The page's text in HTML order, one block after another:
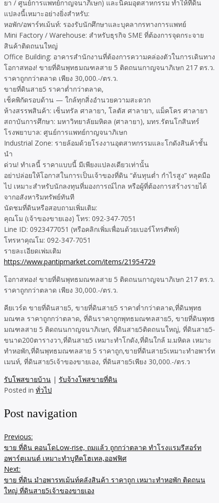
ยา / ศูนย์การแพทย์กาญจนาภิเษก) และนิคมอุตสาหกรรม ทำให้ที่ดิน
แปลงนี้เหมาะอย่างยิ่งสำหรับ:
หอพัก/อพาร์ทเม้นท์: รองรับนักศึกษาและบุคลากรทางการแพทย์
Mini Factory / Warehouse: สำหรับธุรกิจ SME ที่ต้องการจุดกระจาย
สินค้าติดถนนใหญ่
Office Building: อาคารสำนักงานที่ต้องการความคล่องตัวในการเดินทาง
โอกาสทอง! ขายที่ดินพุทธมณฑลสาย 5 ติดถนนกาญจนาภิเษก 217 ตร.ว.
ราคาถูกกว่าตลาด เพียง 30,000.-/ตร.ว.
ขายที่ดินสาย5 ราคาต่ำกว่าตลาด,
เช็คพิกัดรอบด้าน — ใกล้ทุกสิ่งอำนวยความสะดวก
ห้างสรรพสินค้า: เซ็นทรัล ศาลายา, โลตัส ศาลายา, แม็คโคร ศาลายา
สถาบันการศึกษา: มหาวิทยาลัยมหิดล (ศาลายา), มทร.รัตนโกสินทร์
โรงพยาบาล: ศูนย์การแพทย์กาญจนาภิเษก
Industrial Zone: รายล้อมด้วยโรงงานอุตสาหกรรมและโกดังสินค้าชั้น
นำ
ด่วน! ทำเลนี้ ราคาแบบนี้ มีเพียงแปลงเดียวเท่านั้น
อย่าปล่อยให้โอกาสในการเป็นเจ้าของที่ดิน “ต้นทุนต่ำ กำไรสูง” หลุดมือ
ไป เหมาะสำหรับนักลงทุนที่มองการณ์ไกล หรือผู้ที่ต้องการสร้างรายได้
จากอสังหาริมทรัพย์ทันที
นัดชมที่ดินหรือสอบถามเพิ่มเติม:
คุณโม (เจ้าของขายเอง) โทร: 092-347-7051
Line ID: 0923477051 (หรือคลิกเพิ่มเพื่อนด้วยเบอร์โทรศัพท์)
โทรหาคุณโม: 092-347-7051
รายละเอียดเพ่มเติม
https://www.pantipmarket.com/items/21954729
โอกาสทอง! ขายที่ดินพุทธมณฑลสาย 5 ติดถนนกาญจนาภิเษก 217 ตร.ว.
ราคาถูกกว่าตลาด เพียง 30,000.-/ตร.ว.
คียเวร์ด ขายที่ดินสาย5, ขายที่ดินสาย5 ราคาต่ำกว่าตลาด,ที่ดินพุทธ
มณฑล ราคาถูกกว่าตลาด, ที่ดินราคาถูกพุทธมณฑลสาย5, ขายที่ดินพุทธ
มณฑลสาย 5 ติดถนนกาญจนาภิเษก, ที่ดินสาย5ติดถนนใหญ่, ที่ดินสาย5-
ขนาด200ตารางวา,ที่ดินสาย5 เหมาะทำโกดัง,ที่ดินใกล้ ม.มหิดล เหมาะ
ทำหอพัก,ที่ดินพุทธมณฑลสาย 5 ราคาถูก,ขายที่ดินสาย5เหมาะทำอพาร์ท
เมนท์, ที่ดินสาย5เจ้าของขายเอง, ที่ดินสาย5เพียง 30,000.-/ตร.ว
รับโพสขายบ้าน | รับจ้างโพสขายที่ดิน
Posted in ทั่วไป
Post navigation
Previous:
ขาย ที่ดิน คอนโดLow-rise, ถมแล้ว ถูกกว่าตลาด ทำโรงแรมรีสอร์ท
อพาร์ตเมนต์ เหมาะทำบูทีคโฮเทล,ออฟฟิศ
Next:
ขาย ที่ดิน มำอพารทเม้นท์คลังสินค้า ราคาถูก เหมาะทำหอพัก ติดถนน
ใหญ่ ที่ดินสาย5เจ้าของขายเอง